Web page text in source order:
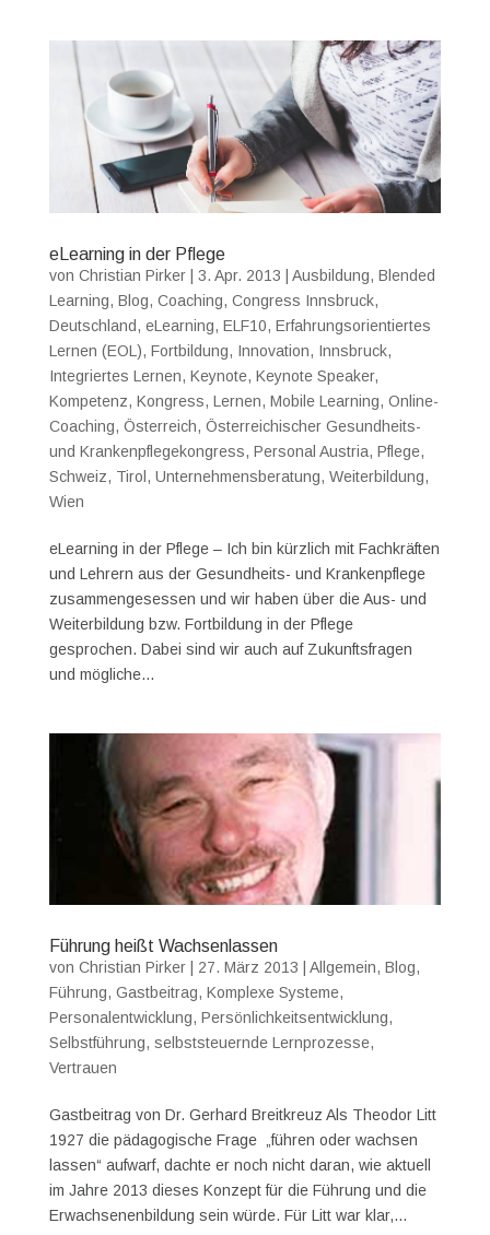
eLearning in der Pflege
von Christian Pirker| 3. Apr. 2013 | Ausbildung, Blended
Learning, Blog, Coaching, Congress Innsbruck,
Deutschland, eLearning, ELF10, Erfahrungsorientiertes
Lernen (EOL), Fortbildung, Innovation, Innsbruck,
Integriertes Lernen, Keynote, Keynote Speaker,
Kompetenz, Kongress, Lernen, Mobile Learning, Online-
Coaching, Österreich, Österreichischer Gesundheits-
und Krankenpflegekongress, Personal Austria, Pflege,
Schweiz, Tirol, Unternehmensberatung, Weiterbildung,
Wien
eLearning in der Pflege – Ich bin kürzlich mit Fachkräften
und Lehrern aus der Gesundheits- und Krankenpflege
zusammengesessen und wir haben über die Aus- und
Weiterbildung bzw. Fortbildung in der Pflege
gesprochen. Dabei sind wir auch auf Zukunftsfragen
und mögliche...
Führung heißt Wachsenlassen
von Christian Pirker| 27. März 2013 Allgemein, Blog,
Führung, Gastbeitrag, Komplexe Systeme,
Personalentwicklung, Persönlichkeitsentwicklung,
Selbstführung, selbststeuernde Lernprozesse,
Vertrauen
Gastbeitrag von Dr. Gerhard Breitkreuz Als Theodor Litt
1927 die pädagogische Frage „führen oder wachsen
lassen“ aufwarf, dachte er noch nicht daran, wie aktuell
im Jahre 2013 dieses Konzept für die Führung und die
Erwachsenenbildung sein würde. Für Litt war klar,...